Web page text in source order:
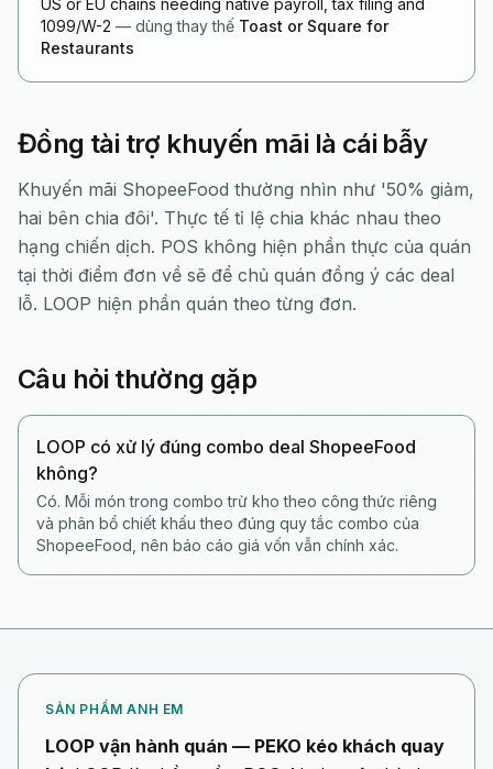
US or EU chains needing native payroll, tax filing and
1099/W-2 — dùng thay thế Toast or Square for
Restaurants
Đồng tài trợ khuyến mãi là cái bẫy
Khuyến mãi ShopeeFood thường nhìn như '50% giảm,
hai bên chia đôi'. Thực tế tỉ lệ chia khác nhau theo
hạng chiến dịch. POS không hiện phần thực của quán
tại thời điểm đơn về sẽ để chủ quán đồng ý các deal
lỗ. LOOP hiện phần quán theo từng đơn.
Câu hỏi thường gặp
LOOP có xử lý đúng combo deal ShopeeFood
không?
Có. Mỗi món trong combo trừ kho theo công thức riêng
và phân bổ chiết khấu theo đúng quy tắc combo của
ShopeeFood, nên báo cáo giá vốn vẫn chính xác.
SẢN PHẨM ANH EM
LOOP vận hành quán — PEKO kéo khách quay